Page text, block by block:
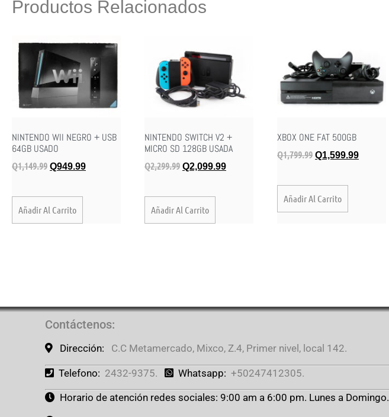
Productos Relacionados
NINTENDO WII NEGRO + USB
64GB USADO
Q1,149.99 Q949.99
Añadir Al Carrito
NINTENDO SWITCH V2 +
MICRO SD 128GB USADA
Q2,299.99 Q2,099.99
Añadir Al Carrito
XBOX ONE FAT 500GB
Q1,799.99 Q1,599.99
Añadir Al Carrito
Contáctenos:
Dirección: C.C Metamercado, Mixco, Z.4, Primer nivel, local 142.
Telefono: 2432-9375. Whatsapp: +50247412305.
Horario de atención redes sociales: 9:00 am a 6:00 pm. Lunes a Domingo.